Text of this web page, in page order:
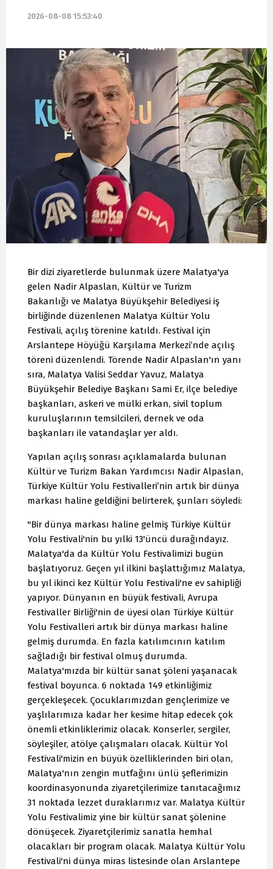
2026-08-08 15:53:40
Bir dizi ziyaretlerde bulunmak üzere Malatya'ya
gelen Nadir Alpaslan, Kültür ve Turizm
Bakanlığı ve Malatya Büyükşehir Belediyesi iş
birliğinde düzenlenen Malatya Kültür Yolu
Festivali, açılış törenine katıldı. Festival için
Arslantepe Höyüğü Karşılama Merkezi’nde açılış
töreni düzenlendi. Törende Nadir Alpaslan'ın yanı
sıra, Malatya Valisi Seddar Yavuz, Malatya
Büyükşehir Belediye Başkanı Sami Er, ilçe belediye
başkanları, askeri ve mülki erkan, sivil toplum
kuruluşlarının temsilcileri, dernek ve oda
başkanları ile vatandaşlar yer aldı.
Yapılan açılış sonrası açıklamalarda bulunan
Kültür ve Turizm Bakan Yardımcısı Nadir Alpaslan,
Türkiye Kültür Yolu Festivalleri’nin artık bir dünya
markası haline geldiğini belirterek, şunları söyledi:
"Bir dünya markası haline gelmiş Türkiye Kültür
Yolu Festivali'nin bu yılki 13'üncü durağındayız.
Malatya'da da Kültür Yolu Festivalimizi bugün
başlatıyoruz. Geçen yıl ilkini başlattığımız Malatya,
bu yıl ikinci kez Kültür Yolu Festivali'ne ev sahipliği
yapıyor. Dünyanın en büyük festivali, Avrupa
Festivaller Birliği'nin de üyesi olan Türkiye Kültür
Yolu Festivalleri artık bir dünya markası haline
gelmiş durumda. En fazla katılımcının katılım
sağladığı bir festival olmuş durumda.
Malatya'mızda bir kültür sanat şöleni yaşanacak
festival boyunca. 6 noktada 149 etkinliğimiz
gerçekleşecek. Çocuklarımızdan gençlerimize ve
yaşlılarımıza kadar her kesime hitap edecek çok
önemli etkinliklerimiz olacak. Konserler, sergiler,
söyleşiler, atölye çalışmaları olacak. Kültür Yol
Festivali'mizin en büyük özelliklerinden biri olan,
Malatya'nın zengin mutfağını ünlü şeflerimizin
koordinasyonunda ziyaretçilerimize tanıtacağımız
31 noktada lezzet duraklarımız var. Malatya Kültür
Yolu Festivalimiz yine bir kültür sanat şölenine
dönüşecek. Ziyaretçilerimiz sanatla hemhal
olacakları bir program olacak. Malatya Kültür Yolu
Festivali'ni dünya miras listesinde olan Arslantepe